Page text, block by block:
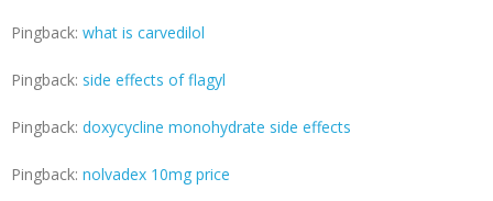
Pingback: what is carvedilol
Pingback: side effects of flagyl
Pingback: doxycycline monohydrate side effects
Pingback: nolvadex 10mg price